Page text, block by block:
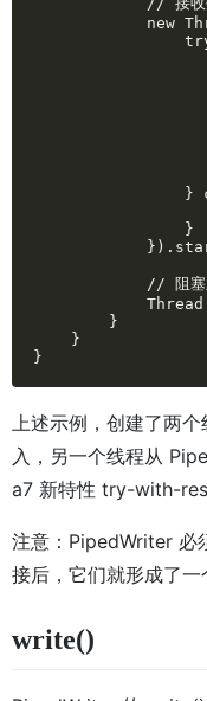
new
try
char[]
// 从管道读
int length
// 退
} catch
}
// 阻塞主线程,
}
}
}
上述示例，创建了两
入，另一个线程从
a7 新特性 try-with-
注意：PipedWriter 必
接后，它们就形成了一
write()